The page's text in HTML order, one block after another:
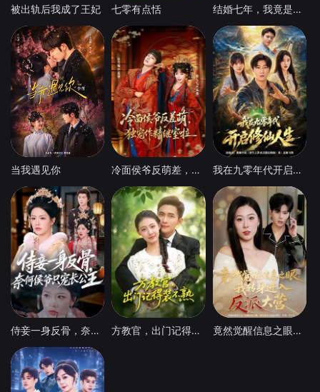
被出轨后我成了王妃 七零有点恬 结婚七年，我竟是老公小青梅的替身
当我遇见你 冷面侯爷反萌差，独宠作精继室啦 我在九零年代开启修仙人生
侍妾一身反骨，奈何侯爷只宠长公主 方教官，出门记得装不熟 竟然觉醒信息之眼，我转身进入反派大营